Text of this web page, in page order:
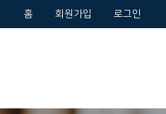
홈 회원가입 로그인